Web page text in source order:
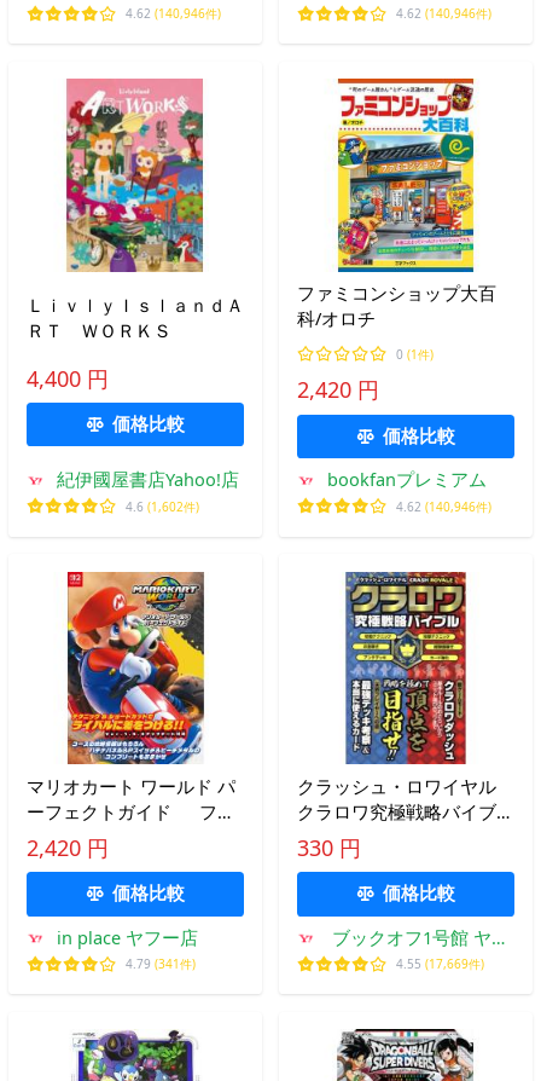
4.62 (140,946件) 4.62 (140,946件)
ＬｉｖｌｙＩｓｌａｎｄＡ
ＲＴ ＷＯＲＫＳ
4,400 円
価格比較
紀伊國屋書店Yahoo!店
4.6 (1,602件)
ファミコンショップ大百
科/オロチ
0 (1件)
2,420 円
価格比較
bookfanプレミアム
4.62 (140,946件)
マリオカート ワールド パ
ーフェクトガイド ファ
ミ通書籍編集部 (編集)
2,420 円
価格比較
in place ヤフー店
4.79 (341件)
クラッシュ・ロワイヤル
クラロワ究極戦略バイブル
マイウェイムック/マイウ
ェイ出版
330 円
価格比較
ブックオフ1号館 ヤフ
ーショッピング店
4.55 (17,669件)